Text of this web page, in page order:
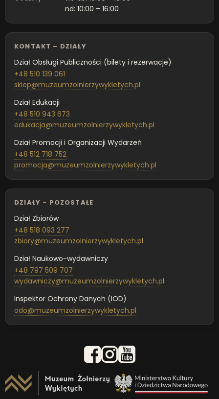
nd: 10:00 – 16:00
KONTAKT – DZIAŁY
Dział Obsługi Publiczności (bilety i rezerwacje)
+48 510 139 061
sklep@muzeumzolnierzywykletych.pl
Dział Edukacji
+48 510 943 673
edukacja@muzeumzolnierzywykletych.pl
Dział Promocji i Organizacji Wydarzeń
+48 512 718 752
promocja@muzeumzolnierzywykletych.pl
DZIAŁY - POZOSTAŁE
Dział Zbiorów
+48 518 093 277
zbiory@muzeumzolnierzywykletych.pl
Dział Naukowo-wydawniczy
+48 797 509 707
wydawniczy@muzeumzolnierzywykletych.pl
Inspektor Ochrony Danych (IOD)
odo@muzeumzolnierzywykletych.pl